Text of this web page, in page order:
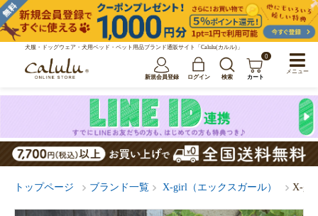
犬服・ドッグウェア・犬用ベッド・ペット用品ブランド通販サイト「Calulu(カルル)」
新規会員登録 ログイン 検索
0
カート
トップページ ブランド一覧 X-girl（エックスガール） X-
メニュー